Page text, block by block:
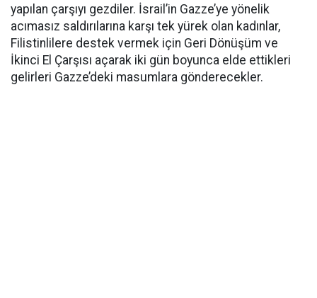
yapılan çarşıyı gezdiler. İsrail’in Gazze’ye yönelik
acımasız saldırılarına karşı tek yürek olan kadınlar,
Filistinlilere destek vermek için Geri Dönüşüm ve
İkinci El Çarşısı açarak iki gün boyunca elde ettikleri
gelirleri Gazze’deki masumlara gönderecekler.